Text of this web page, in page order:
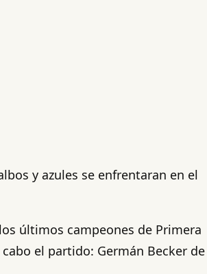
y azules se enfrentaran en el
últimos campeones de Primera
el partido: Germán Becker de